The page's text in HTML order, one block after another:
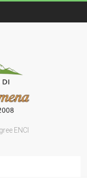
ENCI